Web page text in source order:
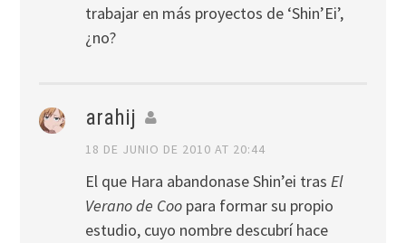
trabajar en más proyectos de ‘Shin’Ei’,
¿no?
arahij
18 DE JUNIO DE 2010 AT 20:44
El que Hara abandonase Shin’ei tras El
Verano de Coopara formar su propio
estudio, cuyo nombre descubrí hace